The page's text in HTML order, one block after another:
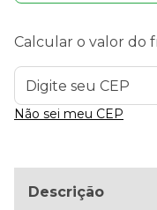
Calcular o valor do
Não sei meu CEP
Descrição